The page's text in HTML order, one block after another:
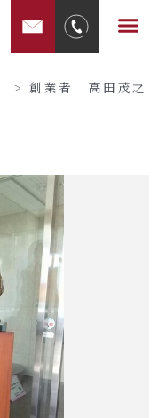
メ
ー
>創業者 高田茂之